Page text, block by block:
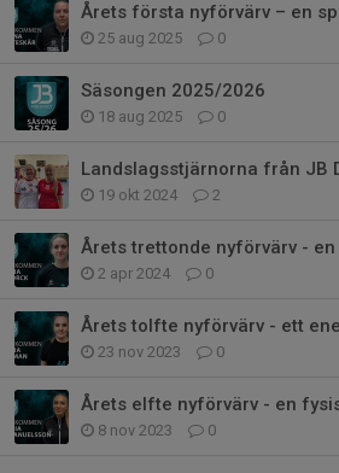
Årets första nyförvärv – en
25 aug 2025 0
Säsongen 2025/2026
18 aug 2025 0
Landslagsstjärnorna från JB
19 okt 2024 2
Årets trettonde nyförvärv -
2 apr 2024 0
Årets tolfte nyförvärv - ett
23 nov 2023 0
Årets elfte nyförvärv - en
8 nov 2023 0